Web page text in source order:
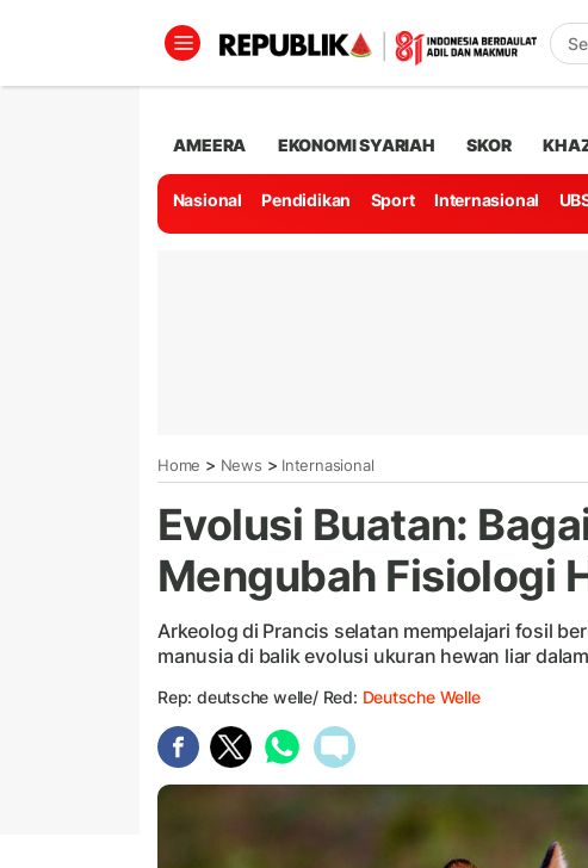
AMEERA EKONOMI SYARIAH SKOR
Nasional Pendidikan Sport Internasional
Home > News > Internasional
Evolusi Buatan:
Mengubah Fisiologi
Arkeolog di Prancis selatan mempelajari fosil
manusia di balik evolusi ukuran hewan liar
Rep: deutsche welle/ Red: Deutsche Welle